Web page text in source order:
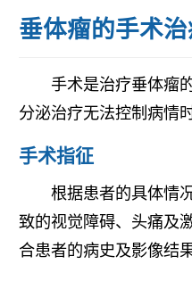
垂体瘤的手术
手术是治疗垂体瘤
分泌治疗无法控制病情
手术指征
根据患者的具体情
致的视觉障碍、头痛及
合患者的病史及影像结